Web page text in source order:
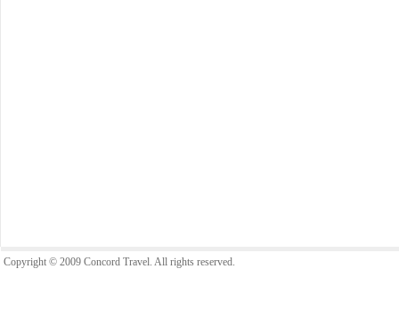
Copyright © 2009 Concord Travel. All rights reserved.